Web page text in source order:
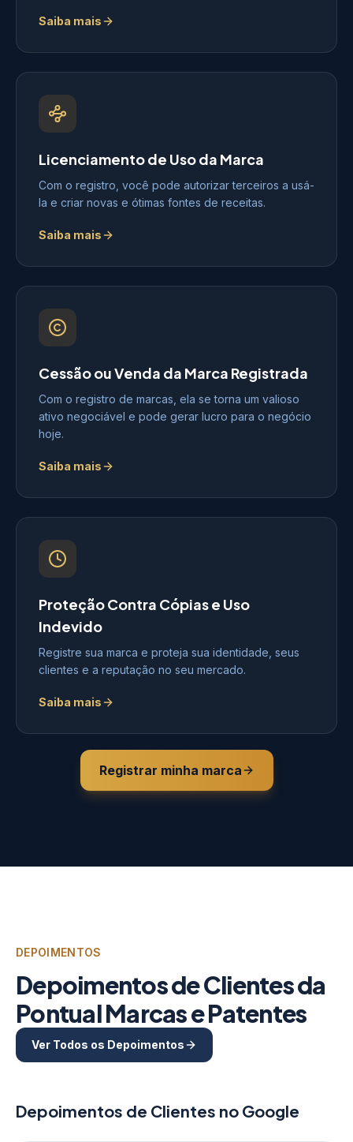
Saiba mais
Licenciamento de Uso da Marca
Com o registro, você pode autorizar terceiros a usá-
la e criar novas e ótimas fontes de receitas.
Saiba mais
Cessão ou Venda da Marca Registrada
Com o registro de marcas, ela se torna um valioso
ativo negociável e pode gerar lucro para o negócio
hoje.
Saiba mais
Proteção Contra Cópias e Uso
Indevido
Registre sua marca e proteja sua identidade, seus
clientes e a reputação no seu mercado.
Saiba mais
Registrar minha marca
DEPOIMENTOS
Depoimentos de Clientes da
Pontual Marcas e Patentes
Ver Todos os Depoimentos
Depoimentos de Clientes no Google